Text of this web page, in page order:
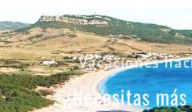
Vacaciones
¿Necesitas